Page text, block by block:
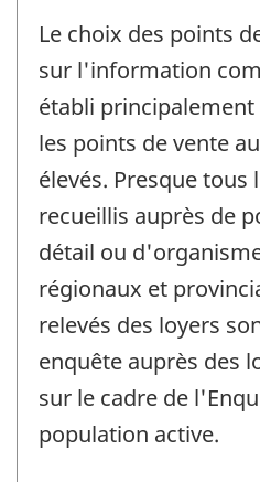
Le choix des points
sur l'information
établi
les points de vente
élevés. Presque tous
recueillis auprès de
détail ou
régionaux et
relevés des loyers
enquête auprès des
sur le cadre de
population active.